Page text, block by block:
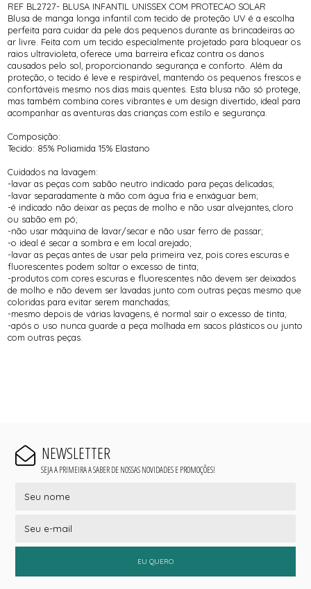
REF BL2727- BLUSA INFANTIL UNISSEX COM PROTECAO SOLAR
Blusa de manga longa infantil com tecido de proteção UV é a escolha
perfeita para cuidar da pele dos pequenos durante as brincadeiras ao
ar livre. Feita com um tecido especialmente projetado para bloquear os
raios ultravioleta, oferece uma barreira eficaz contra os danos
causados pelo sol, proporcionando segurança e conforto. Além da
proteção, o tecido é leve e respirável, mantendo os pequenos frescos e
confortáveis mesmo nos dias mais quentes. Esta blusa não só protege,
mas também combina cores vibrantes e um design divertido, ideal para
acompanhar as aventuras das crianças com estilo e segurança.
Composição:
Tecido: 85% Poliamida 15% Elastano
Cuidados na lavagem:
-lavar as peças com sabão neutro indicado para peças delicadas;
-lavar separadamente à mão com água fria e enxáguar bem;
-é indicado não deixar as peças de molho e não usar alvejantes, cloro
ou sabão em pó;
-não usar máquina de lavar/secar e não usar ferro de passar;
-o ideal é secar a sombra e em local arejado;
-lavar as peças antes de usar pela primeira vez, pois cores escuras e
fluorescentes podem soltar o excesso de tinta;
-produtos com cores escuras e fluorescentes não devem ser deixados
de molho e não devem ser lavadas junto com outras peças mesmo que
coloridas para evitar serem manchadas;
-mesmo depois de várias lavagens, é normal sair o excesso de tinta;
-após o uso nunca guarde a peça molhada em sacos plásticos ou junto
com outras peças.
NEWSLETTER
SEJA A PRIMEIRA A SABER DE NOSSAS NOVIDADES E PROMOÇÕES!
EU QUERO